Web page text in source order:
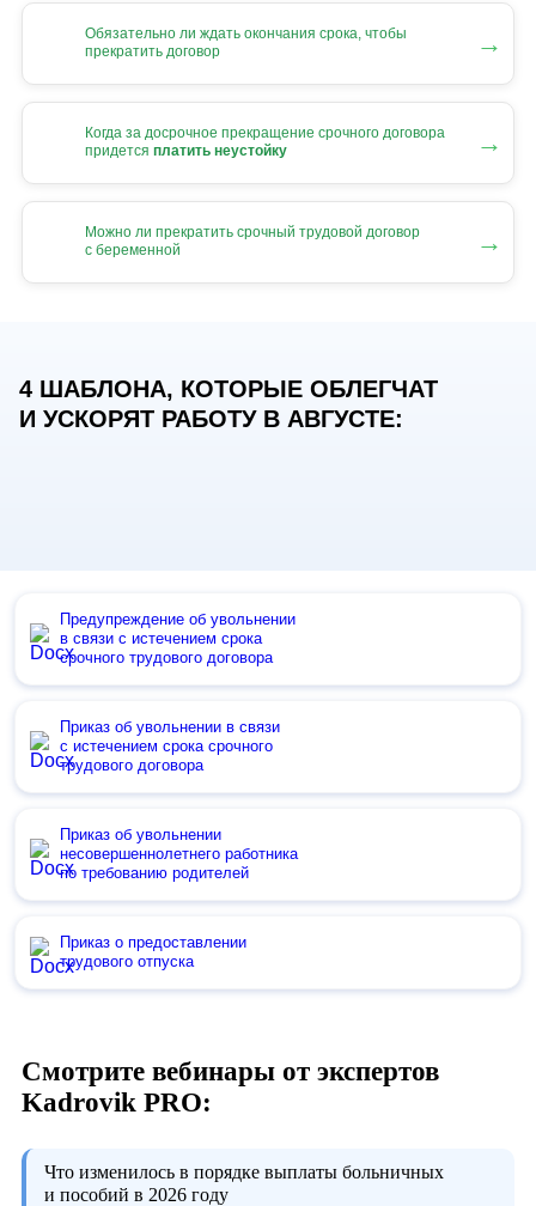
Обязательно ли ждать окончания срока, чтобы
прекратить договор
→
Когда за досрочное прекращение срочного договора
придется платить неустойку →
Можно ли прекратить срочный трудовой договор
с беременной
→
4 ШАБЛОНА, КОТОРЫЕ ОБЛЕГЧАТ
И УСКОРЯТ РАБОТУ В АВГУСТЕ:
Предупреждение об увольнении
в связи с истечением срока
срочного трудового договора
Приказ об увольнении в связи
с истечением срока срочного
трудового договора
Приказ об увольнении
несовершеннолетнего работника
по требованию родителей
Приказ о предоставлении
трудового отпуска
Смотрите вебинары от экспертов
Kadrovik PRO:
Что изменилось в порядке выплаты больничных
и пособий в 2026 году